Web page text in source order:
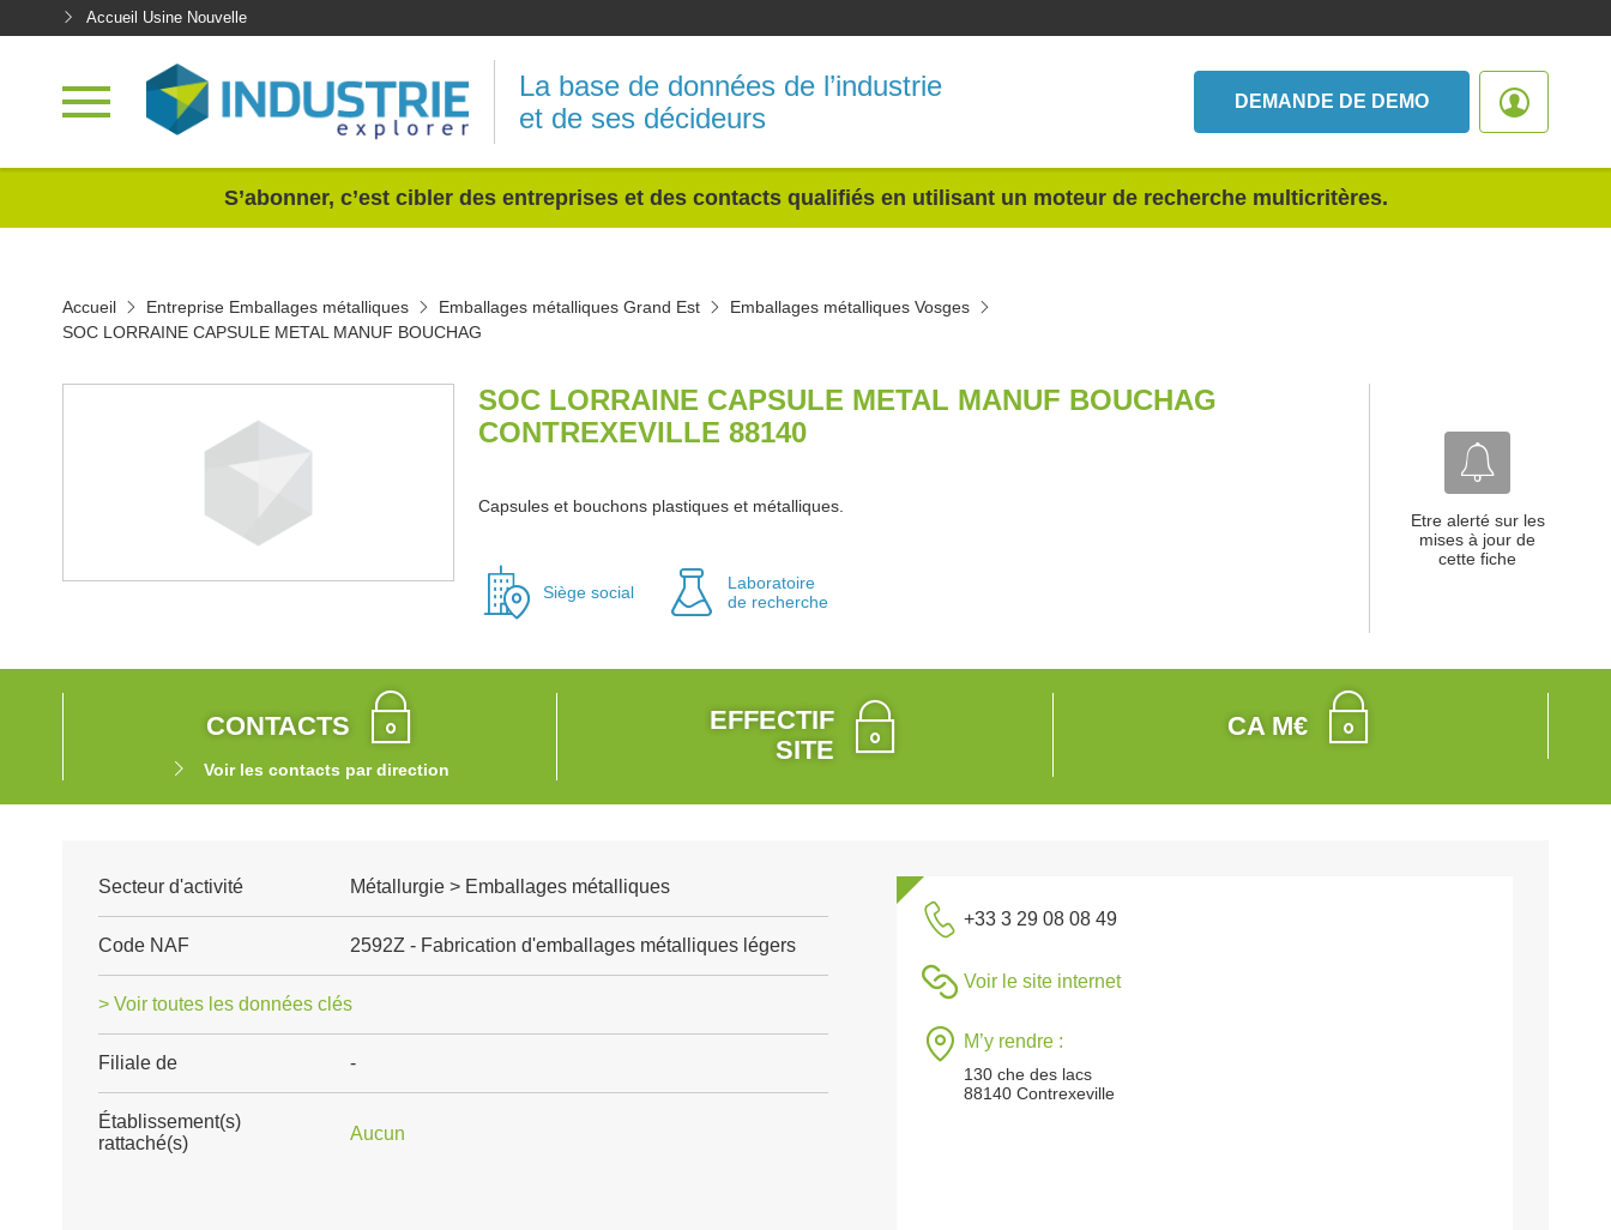
Accueil Usine Nouvelle
La base de données de l’industrie
et de ses décideurs
DEMANDE DE DEMO
S’abonner, c’est cibler des entreprises et des contacts qualifiés en utilisant un moteur de recherche multicritères.
Accueil Entreprise Emballages métalliques Emballages métalliques Grand Est
Emballages métalliques Vosges
SOC LORRAINE CAPSULE METAL MANUF BOUCHAG
SOC LORRAINE CAPSULE METAL MANUF BOUCHAG
CONTREXEVILLE 88140
Capsules et bouchons plastiques et métalliques.
Siège social
Laboratoire
de recherche
Etre alerté sur les
mises à jour de
cette fiche
CONTACTS
Voir les contacts par direction
EFFECTIF
SITE
CA M€
Secteur d'activité Métallurgie > Emballages métalliques
Code NAF 2592Z - Fabrication d'emballages métalliques légers
> Voir toutes les données clés
Filiale de -
Établissement(s)
rattaché(s)
Aucun
+33 3 29 08 08 49
Voir le site internet
M’y rendre :
130 che des lacs
88140 Contrexeville